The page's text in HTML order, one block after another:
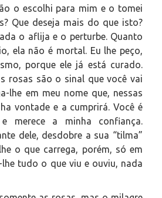
o escolhi para mim e o tomei
Que deseja mais do que isto?
o aflija e o perturbe. Quanto
ela não é mortal. Eu lhe peço,
porque ele já está curado.
rosas são o sinal que você vai
lhe em meu nome que, nessas
vontade e a cumprirá. Você é
merece a minha confiança.
dele, desdobre a sua “tilma”
o que carrega, porém, só em
lhe tudo o que viu e ouviu, nada